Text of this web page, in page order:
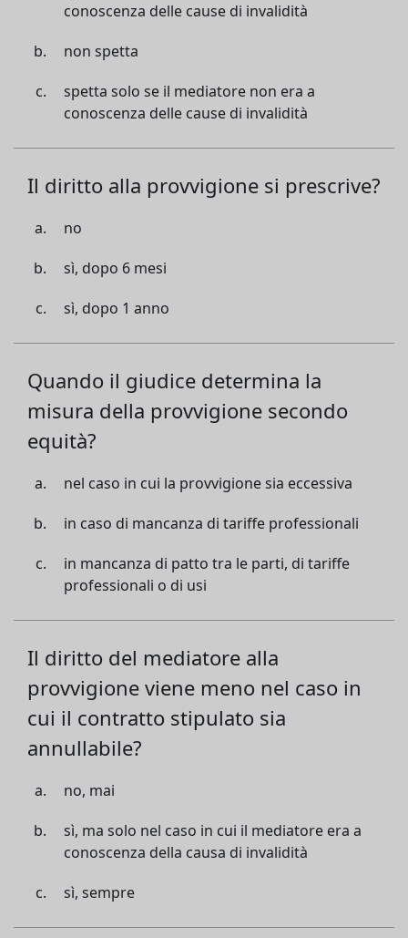
conoscenza delle cause di invalidità
non spetta
spetta solo se il mediatore non era a
conoscenza delle cause di invalidità
Il diritto alla provvigione si prescrive?
no
sì, dopo 6 mesi
sì, dopo 1 anno
Quando il giudice determina la
misura della provvigione secondo
equità?
nel caso in cui la provvigione sia eccessiva
in caso di mancanza di tariffe professionali
in mancanza di patto tra le parti, di tariffe
professionali o di usi
Il diritto del mediatore alla
provvigione viene meno nel caso in
cui il contratto stipulato sia
annullabile?
no, mai
sì, ma solo nel caso in cui il mediatore era a
conoscenza della causa di invalidità
sì, sempre